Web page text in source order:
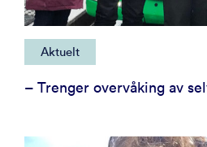
Aktuelt
– Trenger overvåking av